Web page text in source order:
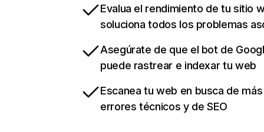
Evalua el rendimiento de tu sitio
soluciona todos los problemas
Asegúrate de que el bot de
puede rastrear e indexar tu web
Escanea tu web en busca de
errores técnicos y de SEO